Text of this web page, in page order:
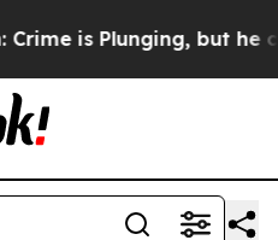
is Plunging, but he